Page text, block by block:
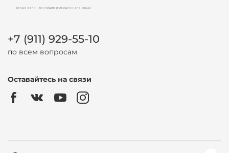
БЕЛЫЙ ВОЛК - АМУНИЦИЯ И ЛЕЖАНКИ ДЛЯ СОБАК
+7 (911) 929-55-10
по всем вопросам
Оставайтесь на связи